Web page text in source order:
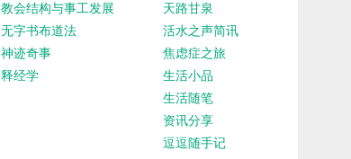
教会结构与事工发展
无字书布道法
神迹奇事
释经学
天路甘泉
活水之声简讯
焦虑症之旅
生活小品
生活随笔
资讯分享
逗逗随手记